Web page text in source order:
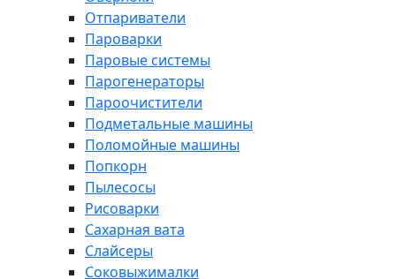
Отпариватели
Пароварки
Паровые системы
Парогенераторы
Пароочистители
Подметальные машины
Поломойные машины
Попкорн
Пылесосы
Рисоварки
Сахарная вата
Слайсеры
Соковыжималки